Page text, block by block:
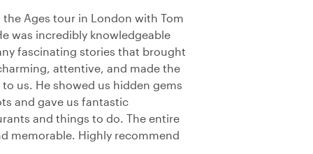
Ages tour in London with Tom
was incredibly knowledgeable
fascinating stories that brought
attentive, and made the
us. He showed us hidden gems
and gave us fantastic
and things to do. The entire
memorable. Highly recommend